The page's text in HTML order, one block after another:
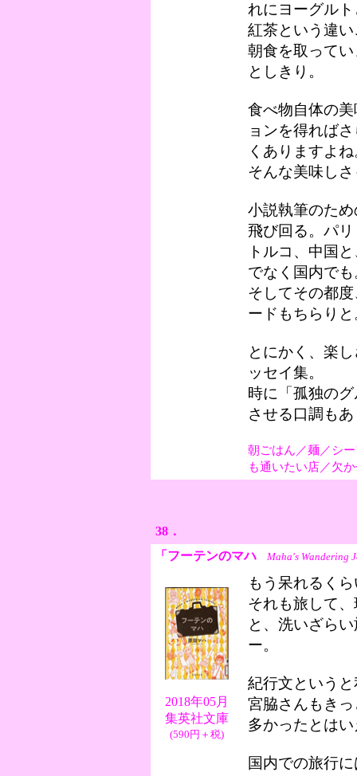
れにヨーグル
紅茶という違
朝食を取って
としきり。
食べ物自体の
ョンを得れば
くありますよ
そんな美味し
小説執筆のた
飛び回る。パ
トルコ、中国
でなく国内でも
そしてその都
ードもちらりと
とにかく、楽
ッセイ集。
時に「孤独の
させる口調も
朝ごはん／麺／シ
も通いたい店／欠
38．
「フーテンのマハ
Maha's Wandering
2018年05月
集英社文庫
(590円＋税)
もう呆れるく
それも旅して
と、洗いざら
ー。
紀行文という
宮脇さんもき
多かったとは
国内での旅行